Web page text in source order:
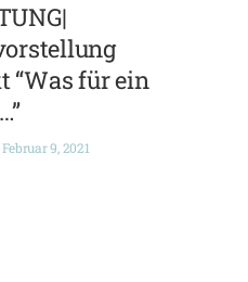
“Was für ein
Februar 9, 2021